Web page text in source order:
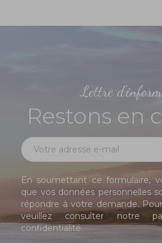
Lettre
Restons en
En soumettant ce formulaire,
que vos données personnelles
répondre à votre demande.
veuillez consulter notre
confidentialité.